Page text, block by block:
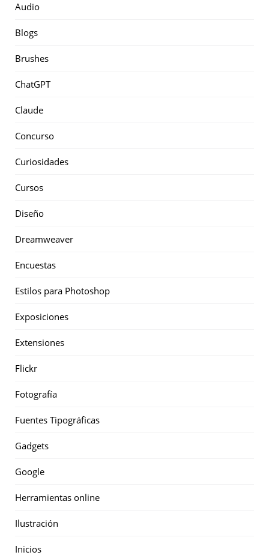
Audio
Blogs
Brushes
ChatGPT
Claude
Concurso
Curiosidades
Cursos
Diseño
Dreamweaver
Encuestas
Estilos para Photoshop
Exposiciones
Extensiones
Flickr
Fotografía
Fuentes Tipográficas
Gadgets
Google
Herramientas online
Ilustración
Inicios